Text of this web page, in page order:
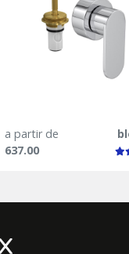
a partir de
637.00